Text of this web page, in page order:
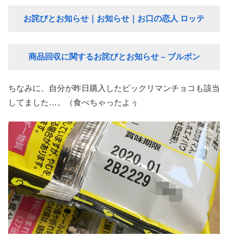
お詫びとお知らせ｜お知らせ｜お口の恋人 ロッテ
商品回収に関するお詫びとお知らせ – ブルボン
ちなみに、自分が昨日購入したビックリマンチョコも該当
してました…。（食べちゃったよぅ